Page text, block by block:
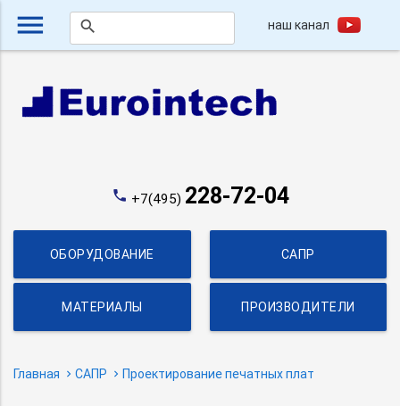
menu search наш канал
phone +7(495) 228-72-04
ОБОРУДОВАНИЕ САПР
МАТЕРИАЛЫ ПРОИЗВОДИТЕЛИ
Главная САПР Проектирование печатных плат